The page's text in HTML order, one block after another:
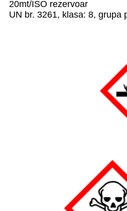
20mt/ISO rezervoar
UN br. 3261, klasa: 8, grupa